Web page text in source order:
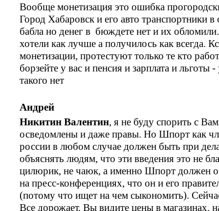
Вообще монетизация это ошибка
Город Хабаровск и его авто транспортники
бабла но денег в бюждете нет и их
хотели как лучше а получилось как всегда.
монетизации, протестуют только те кто
борзейте у вас и пенсия и зарплата и
такого нет
Андрей
Никитин Валентин, я не буду спорить с
осведомлены и даже правы. Но Шпорт как
россии в любом случае должен быть при
объяснять людям, что эти введения это не
цилюрик, не чаюк, а именно Шпорт должен
на пресс-конференциях, что он и его
(потому что ищет на чем сыкономить).
Все дорожает. Вы видите цены в магазинах.